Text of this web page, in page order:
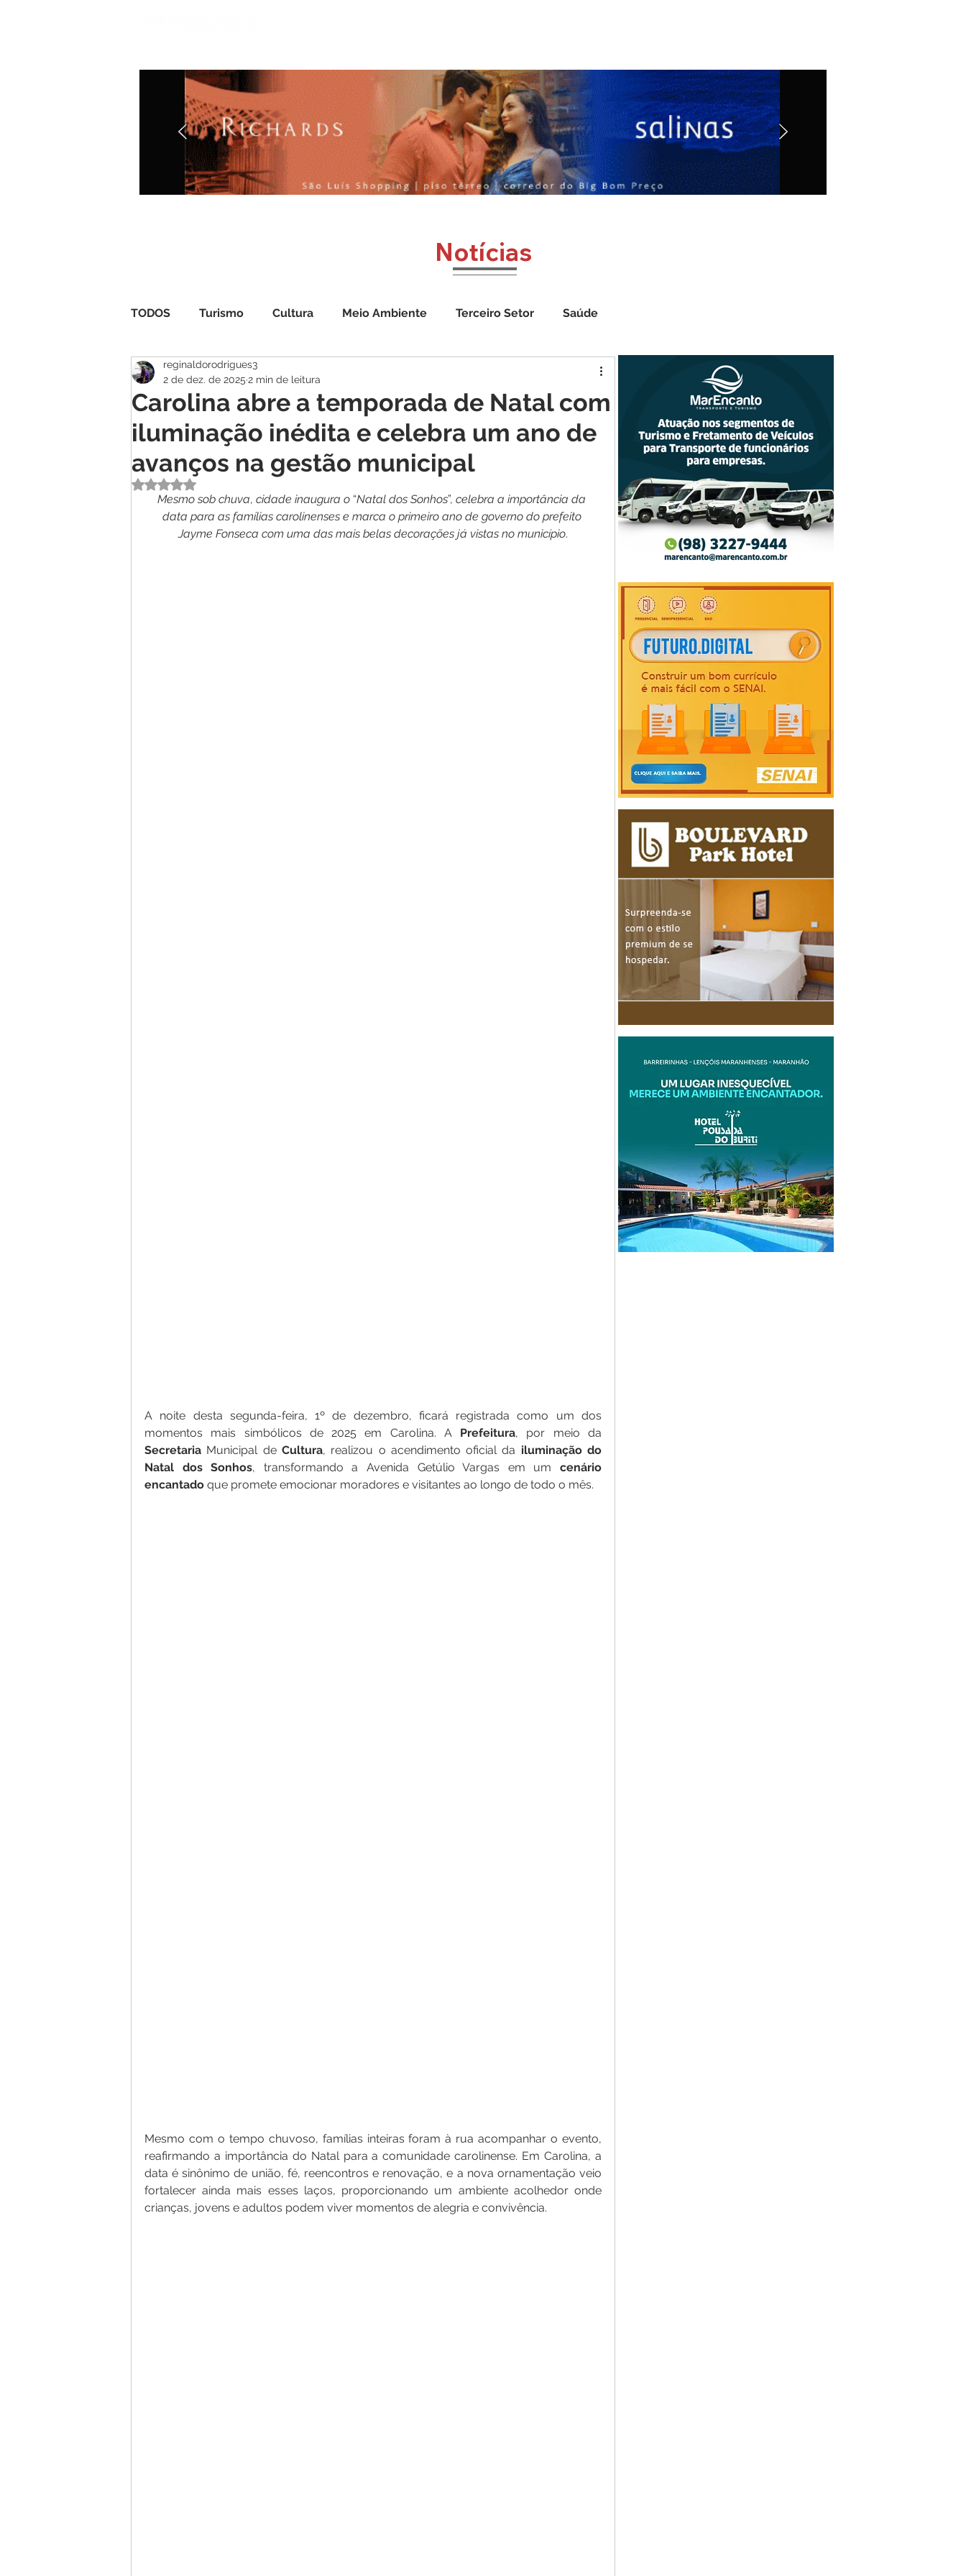
Notícias
TODOS Turismo Cultura Meio Ambiente Terceiro Setor Saúde
Atualidade Geral
Carolina abre a temporada de Natal com
iluminação inédita e celebra um ano de
avanços na gestão municipal
reginaldorodrigues3
2 de dez. de 2025 2 min de leitura
Avaliado com NaN de 5 estrelas.
Mesmo sob chuva, cidade inaugura o “Natal dos Sonhos”, celebra a importância da
data para as famílias carolinenses e marca o primeiro ano de governo do prefeito
Jayme Fonseca com uma das mais belas decorações já vistas no município.
A noite desta segunda-feira, 1º de dezembro, ficará registrada como um dos
momentos mais simbólicos de 2025 em Carolina. A Prefeitura
Secretaria Municipal de Cultura, realizou o acendimento oficial da iluminação do
Natal
dos Sonhos, transformando a Avenida Getúlio Vargas em um cenário
encantado que promete emocionar moradores e visitantes ao longo de todo o mês.
Mesmo com o tempo chuvoso, famílias inteiras foram à rua acompanhar o evento,
reafirmando a importância do Natal para a comunidade carolinense. Em Carolina, a
data é sinônimo de união, fé, reencontros e renovação, e a nova ornamentação veio
fortalecer ainda mais esses laços, proporcionando um ambiente acolhedor onde
crianças, jovens e adultos podem viver momentos de alegria e convivência.